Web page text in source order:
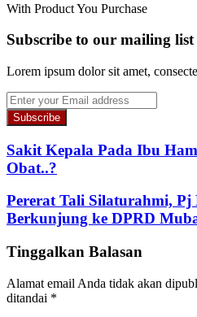
With Product You Purchase
Subscribe to our mailing list
Lorem ipsum dolor sit amet,
Enter
your
Email
address
Sakit Kepala Pada Ibu
Obat..?
Pererat Tali Silaturahmi,
Berkunjung ke DPRD
Tinggalkan Balasan
Alamat email Anda tidak akan
ditandai *